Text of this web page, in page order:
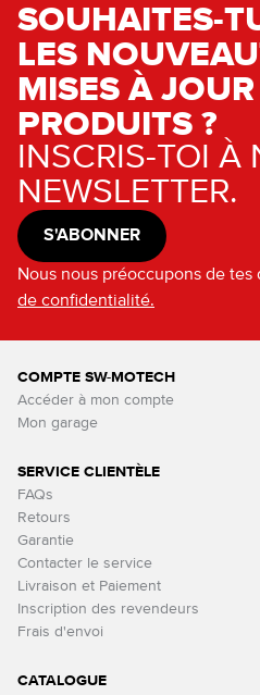
SOUHAITES-
LES
MISES À
PRODUITS ?
INSCRIS-TOI À
NEWSLETTER.
S'ABONNER
Nous nous préoccupons de tes
de confidentialité.
COMPTE SW-MOTECH
Accéder à mon compte
Mon garage
SERVICE CLIENTÈLE
FAQs
Retours
Garantie
Contacter le service
Livraison et Paiement
Inscription des revendeurs
Frais d'envoi
CATALOGUE